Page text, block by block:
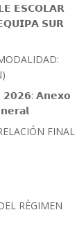
𝗘𝗦𝗖𝗢𝗟𝗔𝗥
𝗦𝗨𝗥
𝗔𝗻𝗲𝘅𝗼
FINAL
RÈGIMEN